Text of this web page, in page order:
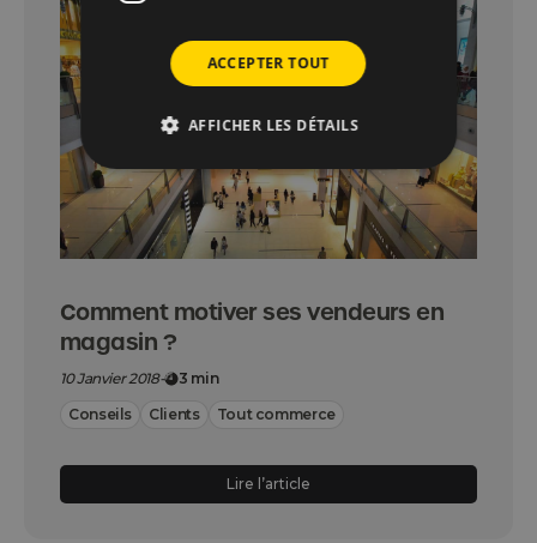
Comment motiver ses vendeurs en
magasin ?
10 Janvier 2018-
3 min
Conseils
Clients Tout commerce
Lire l’article
ACCEPTER TOUT
AFFICHER LES DÉTAILS